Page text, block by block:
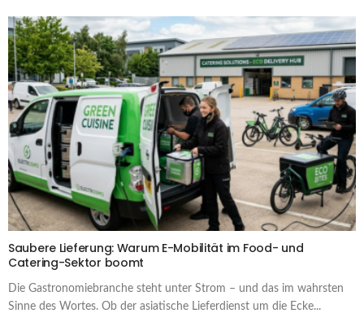
Saubere Lieferung: Warum E-Mobilität im Food- und
Catering-Sektor boomt
Die Gastronomiebranche steht unter Strom – und das im wahrsten
Sinne des Wortes. Ob der asiatische Lieferdienst um die Ecke...